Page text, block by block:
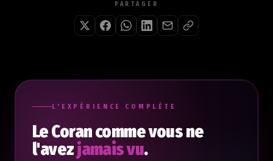
PARTAGER
L'EXPÉRIENCE COMPLÈTE
Le Coran comme vous ne
l'avezjamais vu.